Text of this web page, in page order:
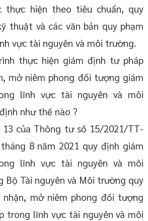
thực hiện theo tiêu chuẩn, quy
thuật và các văn bản quy phạm
vực tài nguyên và môi trường.
thực hiện giám định tư pháp
mở niêm phong đối tượng giám
lĩnh vực tài nguyên và môi
như thế nào ?
13 của Thông tư số 15/2021/TT-
8 năm 2021 quy định giám
lĩnh vực tài nguyên và môi
Tài nguyên và Môi trường quy
mở niêm phong đối tượng
trong lĩnh vực tài nguyên và môi